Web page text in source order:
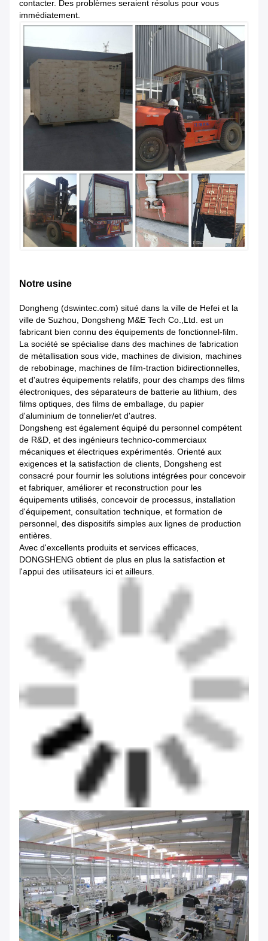
contacter. Des problèmes seraient résolus pour vous
immédiatement.
Notre usine
Dongheng (dswintec.com) situé dans la ville de Hefei et la
ville de Suzhou, Dongsheng M&E Tech Co.,Ltd. est un
fabricant bien connu des équipements de fonctionnel-film.
La société se spécialise dans des machines de fabrication
de métallisation sous vide, machines de division, machines
de rebobinage, machines de film-traction bidirectionnelles,
et d'autres équipements relatifs, pour des champs des films
électroniques, des séparateurs de batterie au lithium, des
films optiques, des films de emballage, du papier
d'aluminium de tonnelier/et d'autres.
Dongsheng est également équipé du personnel compétent
de R&D, et des ingénieurs technico-commerciaux
mécaniques et électriques expérimentés. Orienté aux
exigences et la satisfaction de clients, Dongsheng est
consacré pour fournir les solutions intégrées pour concevoir
et fabriquer, améliorer et reconstruction pour les
équipements utilisés, concevoir de processus, installation
d'équipement, consultation technique, et formation de
personnel, des dispositifs simples aux lignes de production
entières.
Avec d'excellents produits et services efficaces,
DONGSHENG obtient de plus en plus la satisfaction et
l'appui des utilisateurs ici et ailleurs.